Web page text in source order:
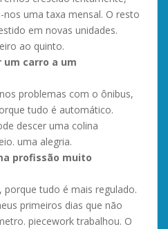
uma taxa mensal. O resto
em novas unidades.
ao quinto.
um carro a um
problemas com o ônibus,
tudo é automático.
descer uma colina
uma alegria.
profissão muito
tudo é mais regulado.
primeiros dias que não
piecework trabalhou. O